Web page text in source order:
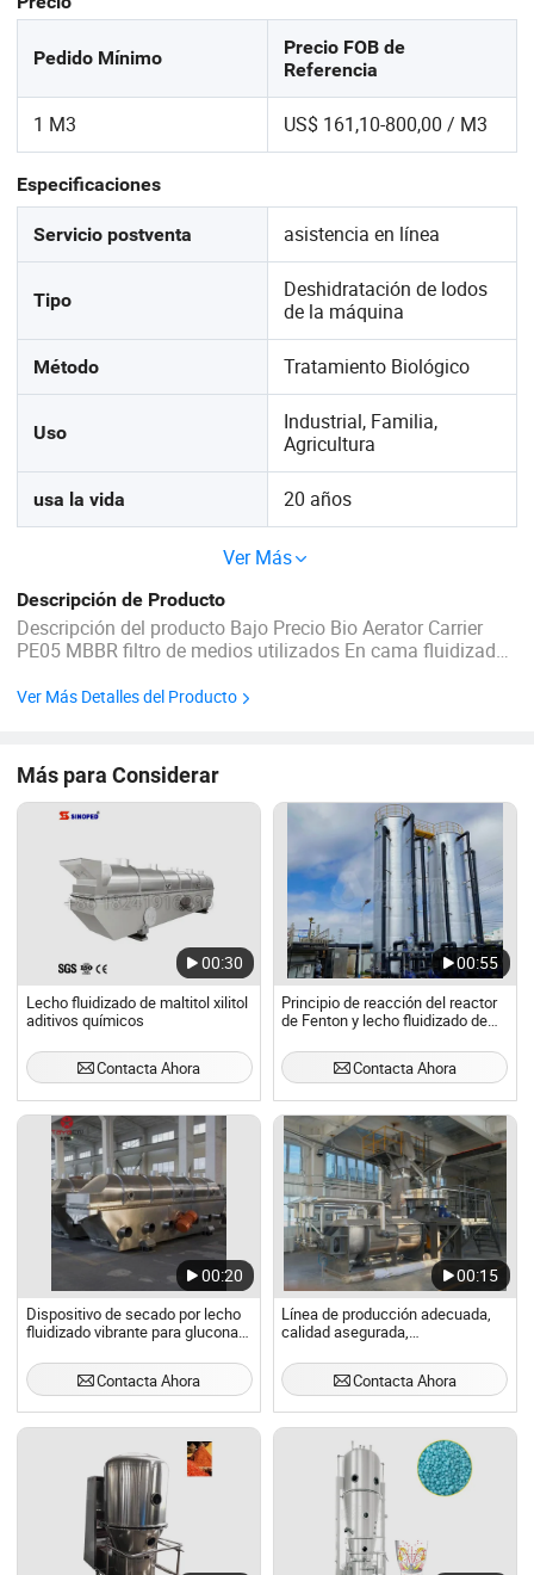
Pedido Mínimo
Precio FOB de
Referencia
1 M3 US$ 161,10-800,00 / M3
Especificaciones
Servicio postventa asistencia en línea
Tipo
Deshidratación de lodos
de la máquina
Método Tratamiento Biológico
Uso
Industrial, Familia,
Agricultura
usa la vida 20 años
Ver Más
Descripción de Producto
Descripción del producto Bajo Precio Bio Aerator Carrier
PE05 MBBR filtro de medios utilizados En cama fluidizada
biológicamente activo, adopta fórmula científica,
Ver Más Detalles del Producto
Más para Considerar
00:30
Lecho fluidizado de maltitol xilitol
aditivos químicos
Contacta Ahora
00:55
Principio de reacción del reactor
de Fenton y lecho fluidizado de
Contacta Ahora
00:20
Dispositivo de secado por lecho
fluidizado vibrante para gluconato
Contacta Ahora
00:15
Línea de producción adecuada,
calidad asegurada,
fluidizado
Contacta Ahora